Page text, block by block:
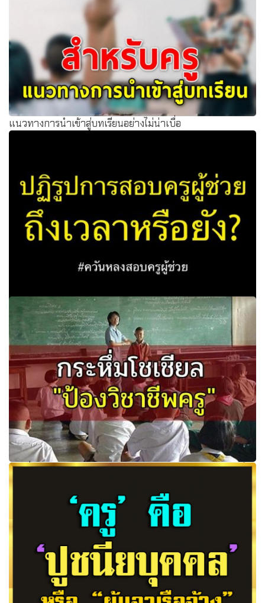
แนวทางการนำเข้าสู่บทเรียนอย่างไม่น่าเบื่อ
"ปฏิรูปการสอบครูผู้ช่วย ถึงเวลาหรือยัง?" : ควันหลงสอบครูผู้
ช่วย
กระหึ่มโชเชียล"ป้องวิชาชีพครู" จุฬาฯ ออกโรงป้องวิชาครูหวั่น
อาชีพอื่นแย้งงาน